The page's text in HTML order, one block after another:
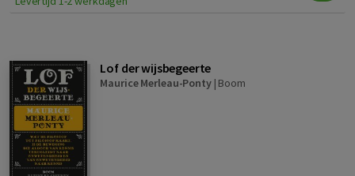
Lof der wijsbegeerte
Maurice Merleau-Ponty| Boom